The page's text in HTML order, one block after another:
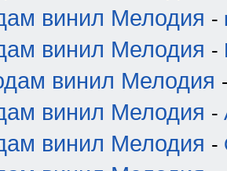
винил Мелодия -
винил Мелодия -
винил Мелодия
винил Мелодия -
винил Мелодия -